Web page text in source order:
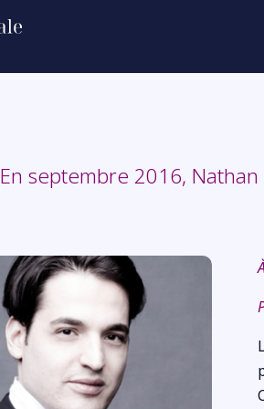
En septembre 2016,